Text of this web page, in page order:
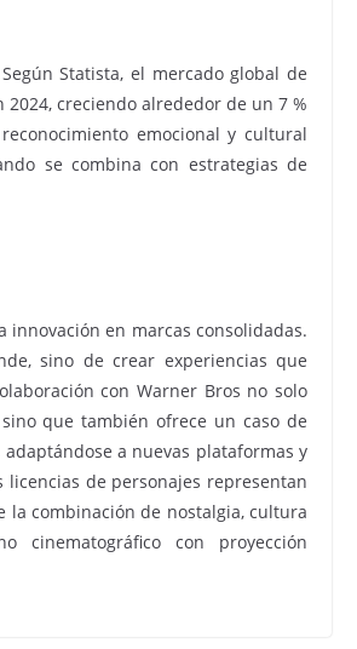
Statista, el mercado global de
creciendo alrededor de un 7 %
emocional y cultural
se combina con estrategias de
en marcas consolidadas.
sino de crear experiencias que
con Warner Bros no solo
que también ofrece un caso de
a nuevas plataformas y
de personajes representan
la combinación de nostalgia, cultura
con proyección